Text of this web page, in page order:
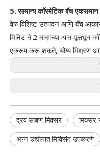
5. सामान्य कॉस्मेटिक बॅच एकसमान
वेळ विशिष्ट उत्पादन आणि बॅच
मिनिट ते 2 तासांच्या आत मूलभूत
एकरूप करू शकते, योग्य मिश्रण
द्रव साबण मिक्सर मिक्सर
अन्न उद्योगात मिक्सिंग उपकरणे